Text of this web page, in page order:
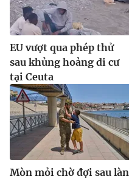
EU vượt qua phép thử
sau khủng hoảng di cư
tại Ceuta
Mòn mỏi chờ đợi sau làn